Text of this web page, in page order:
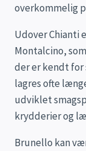
overkommelig
Udover Chianti
Montalcino,
der er kendt for
lagres ofte
udviklet
krydderier og
Brunello kan